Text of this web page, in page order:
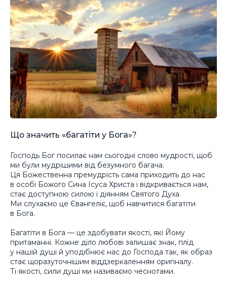
Що значить «багатіти у Бога»?
Господь Бог посилає нам сьогодні слово мудрості, щоб
ми були мудрішими від безумного багача.
Ця Божественна премудрість сама приходить до нас
в особі Божого Сина Ісуса Христа і відкривається нам,
стає доступною силою і діянням Святого Духа.
Ми слухаємо це Євангеліє, щоб навчитися багатіти
в Бога.
Багатіти в Бога — це здобувати якості, які Йому
притаманні. Кожне діло любові залишає знак, плід
у нашій душі й уподібнює нас до Господа так, як образ
стає щоразуточнішим віддзеркаленням оригіналу.
Ті якості, сили душі ми називаємо чеснотами.